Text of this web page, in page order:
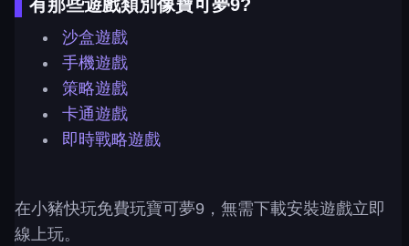
有那些遊戲類別像寶可夢9?
沙盒遊戲
手機遊戲
策略遊戲
卡通遊戲
即時戰略遊戲
在小豬快玩免費玩寶可夢9，無需下載安裝遊戲立即
線上玩。